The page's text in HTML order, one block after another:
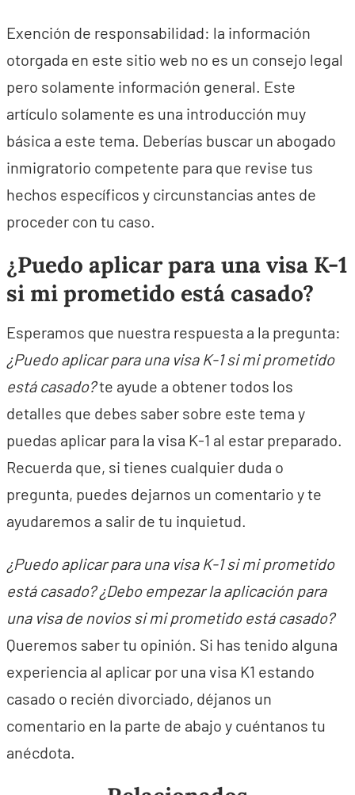
Exención de responsabilidad: la información
otorgada en este sitio web no es un consejo legal
pero solamente información general. Este
artículo solamente es una introducción muy
básica a este tema. Deberías buscar un abogado
inmigratorio competente para que revise tus
hechos específicos y circunstancias antes de
proceder con tu caso.
¿Puedo aplicar para una visa K-1
si mi prometido está casado?
Esperamos que nuestra respuesta a la pregunta:
¿Puedo aplicar para una visa K-1 si mi prometido
está casado?te ayude a obtener todos los
detalles que debes saber sobre este tema y
puedas aplicar para la visa K-1 al estar preparado.
Recuerda que, si tienes cualquier duda o
pregunta, puedes dejarnos un comentario y te
ayudaremos a salir de tu inquietud.
¿Puedo aplicar para una visa K-1 si mi prometido
está casado? ¿Debo empezar la aplicación para
una visa de novios si mi prometido está casado?
Queremos saber tu opinión. Si has tenido alguna
experiencia al aplicar por una visa K1 estando
casado o recién divorciado, déjanos un
comentario en la parte de abajo y cuéntanos tu
anécdota.